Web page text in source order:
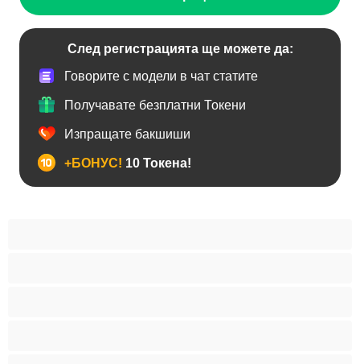
След регистрацията ще можете да:
Говорите с модели в чат статите
Получавате безплатни Токени
Изпращате бакшиши
+БОНУС! 10 Токена!